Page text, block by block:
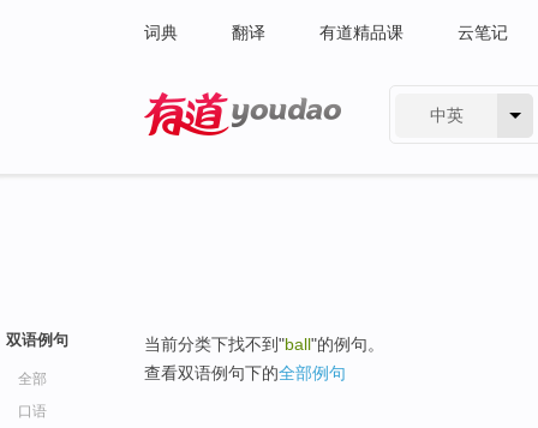
词典 翻译 有道精品课 云笔记
中英
双语例句
全部
口语
当前分类下找不到"ball"的例句。
查看双语例句下的全部例句